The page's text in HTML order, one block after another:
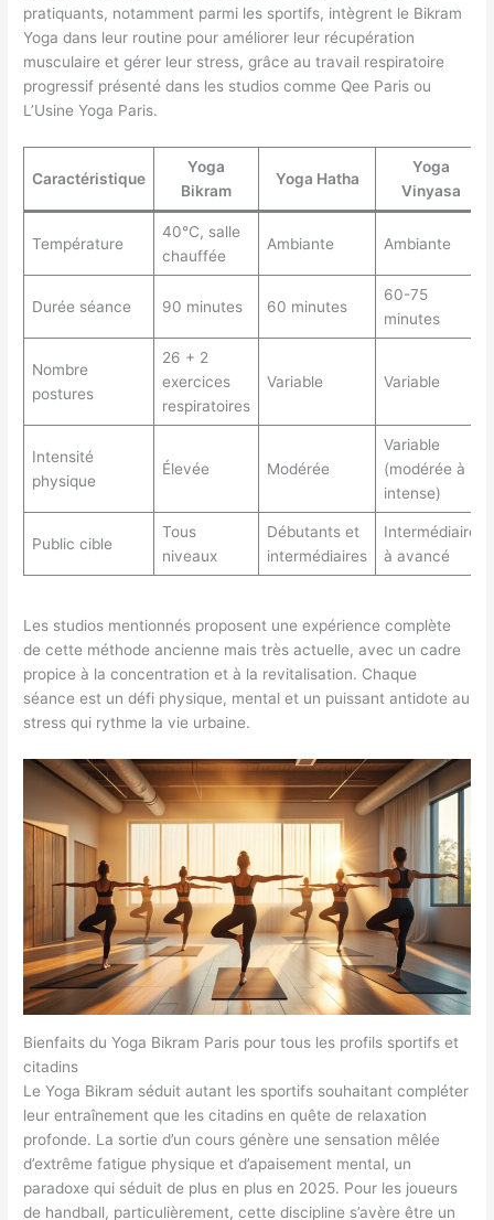
pratiquants, notamment parmi les sportifs, intègrent le Bikram
Yoga dans leur routine pour améliorer leur récupération
musculaire et gérer leur stress, grâce au travail respiratoire
progressif présenté dans les studios comme Qee Paris ou
L’Usine Yoga Paris.
Caractéristique
Yoga
Bikram
Yoga Hatha
Yoga
Vinyasa
Température
40°C, salle
chauffée
Ambiante Ambiante
Durée séance 90 minutes 60 minutes
60-75
minutes
Nombre
postures
26 + 2
exercices
respiratoires
Variable Variable
Intensité
physique
Élevée Modérée
Variable
(modérée à
intense)
Public cible
Tous
niveaux
Débutants et
intermédiaires
Intermédiaire
à avancé
Les studios mentionnés proposent une expérience complète
de cette méthode ancienne mais très actuelle, avec un cadre
propice à la concentration et à la revitalisation. Chaque
séance est un défi physique, mental et un puissant antidote au
stress qui rythme la vie urbaine.
Bienfaits du Yoga Bikram Paris pour tous les profils sportifs et
citadins
Le Yoga Bikram séduit autant les sportifs souhaitant compléter
leur entraînement que les citadins en quête de relaxation
profonde. La sortie d’un cours génère une sensation mêlée
d’extrême fatigue physique et d’apaisement mental, un
paradoxe qui séduit de plus en plus en 2025. Pour les joueurs
de handball, particulièrement, cette discipline s’avère être un